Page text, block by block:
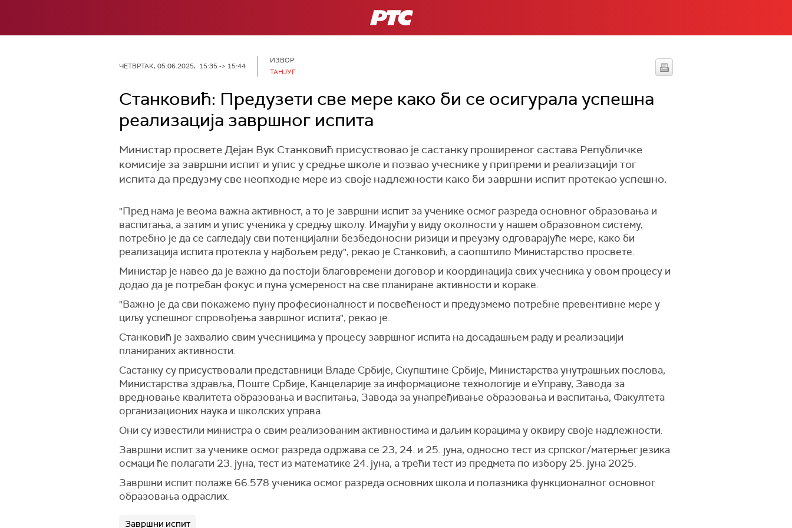
РТС
ЧЕТВРТАК, 05.06.2025, 15:35 -> 15:44
ИЗВОР:
TAНЈУГ
Станковић: Предузети све мере како би се осигурала успешна
реализација завршног испита
Министар просвете Дејан Вук Станковић присуствовао је састанку проширеног састава Републичке
комисије за завршни испит и упис у средње школе и позвао учеснике у припреми и реализацији тог
испита да предузму све неопходне мере из своје надлежности како би завршни испит протекао успешно.
"Пред нама је веома важна активност, а то је завршни испит за ученике осмог разреда основног образовања и
васпитања, а затим и упис ученика у средњу школу. Имајући у виду околности у нашем образовном систему,
потребно је да се сагледају сви потенцијални безбедоносни ризици и преузму одговарајуће мере, како би
реализација испита протекла у најбољем реду", рекао је Станковић, а саопштило Министарство просвете.
Министар је навео да је важно да постоји благовремени договор и координација свих учесника у овом процесу и
додао да је потребан фокус и пуна усмереност на све планиране активности и кораке.
"Важно је да сви покажемо пуну професионалност и посвећеност и предузмемо потребне превентивне мере у
циљу успешног спровођења завршног испита", рекао је.
Станковић је захвалио свим учесницима у процесу завршног испита на досадашњем раду и реализацији
планираних активности.
Састанку су присуствовали представници Владе Србије, Скупштине Србије, Министарства унутрашњих послова,
Министарства здравља, Поште Србије, Канцеларије за информационе технологије и еУправу, Завода за
вредновање квалитета образовања и васпитања, Завода за унапређивање образовања и васпитања, Факултета
организационих наука и школских управа.
Они су известили министра о свим реализованим активностима и даљим корацима у оквиру своје надлежности.
Завршни испит за ученике осмог разреда одржава се 23, 24. и 25. јуна, односно тест из српског/матерњег језика
осмаци ће полагати 23. јуна, тест из математике 24. јуна, а трећи тест из предмета по избору 25. јуна 2025.
Завршни испит полаже 66.578 ученика осмог разреда основних школа и полазника функционалног основног
образовања одраслих.
Завршни испит